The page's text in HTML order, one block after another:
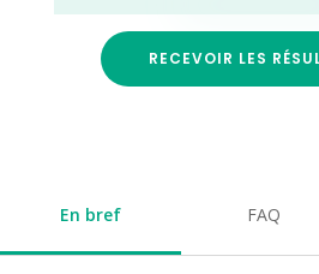
RECEVOIR LES
En bref FAQ